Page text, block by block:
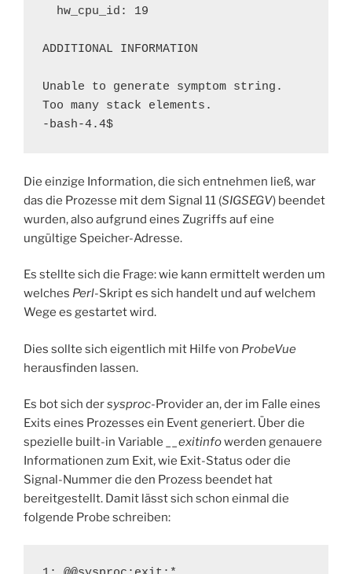
hw_cpu_id: 19
ADDITIONAL INFORMATION
Unable to generate symptom string.
Too many stack elements.
-bash-4.4$
Die einzige Information, die sich entnehmen ließ, war
das die Prozesse mit dem Signal 11 (SIGSEGV) beendet
wurden, also aufgrund eines Zugriffs auf eine
ungültige Speicher-Adresse.
Es stellte sich die Frage: wie kann ermittelt werden um
welches Perl-Skript es sich handelt und auf welchem
Wege es gestartet wird.
Dies sollte sich eigentlich mit Hilfe von ProbeVue
herausfinden lassen.
Es bot sich dersysproc-Provider an, der im Falle eines
Exits eines Prozesses ein Event generiert. Über die
spezielle built-in Variable
__exitinfowerden genauere
Informationen zum Exit, wie Exit-Status oder die
Signal-Nummer die den Prozess beendet hat
bereitgestellt. Damit lässt sich schon einmal die
folgende Probe schreiben: